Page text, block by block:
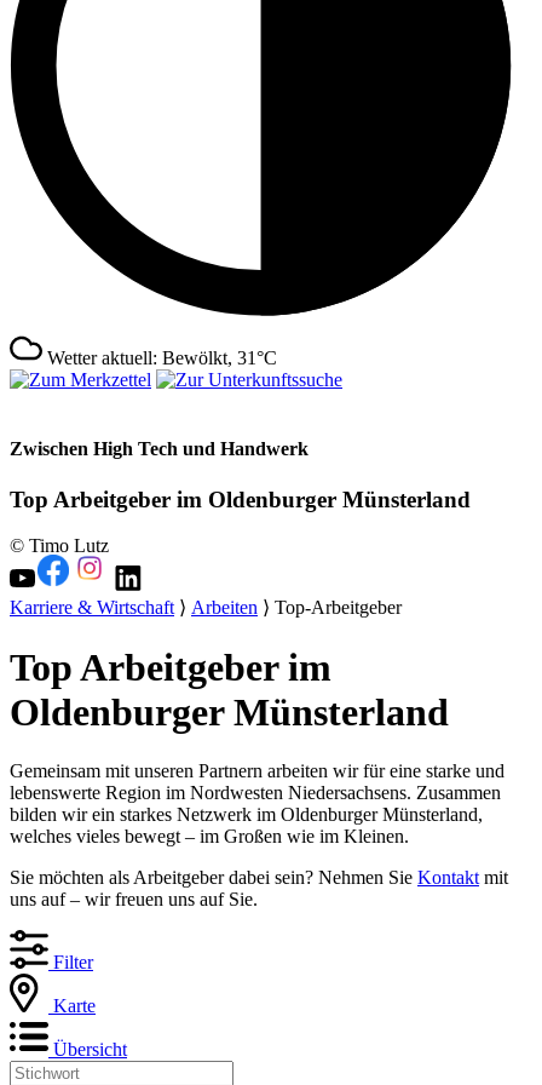
Wetter aktuell: Bewölkt, 31°C
Zwischen High Tech und Handwerk
Top Arbeitgeber im Oldenburger Münsterland
© Timo Lutz
Karriere & Wirtschaft⟩ Arbeiten ⟩ Top-Arbeitgeber
Top Arbeitgeber im
Oldenburger Münsterland
Gemeinsam mit unseren Partnern arbeiten wir für eine starke und
lebenswerte Region im Nordwesten Niedersachsens. Zusammen
bilden wir ein starkes Netzwerk im Oldenburger Münsterland,
welches vieles bewegt – im Großen wie im Kleinen.
Sie möchten als Arbeitgeber dabei sein? Nehmen Sie Kontakt mit
uns auf – wir freuen uns auf Sie.
Filter
Karte
Übersicht